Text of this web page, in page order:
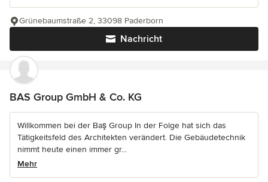
Nachricht
Grünebaumstraße 2, 33098 Paderborn
BAS Group GmbH & Co. KG
Willkommen bei der Baş Group In der Folge hat sich das
Tätigkeitsfeld des Architekten verändert. Die Gebäudetechnik
nimmt heute einen immer gr...
Mehr